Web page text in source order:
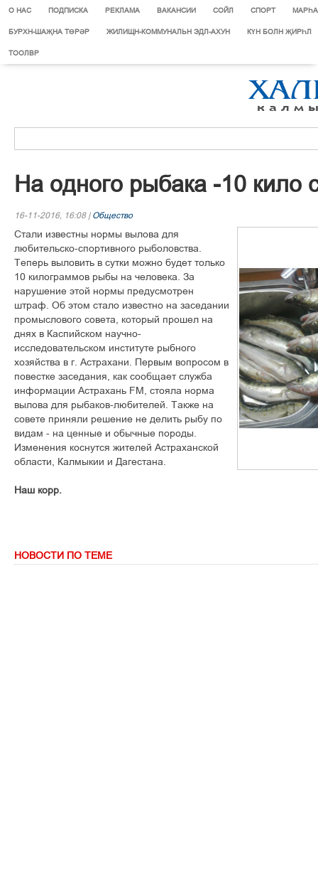
О НАС ПОДПИСКА РЕКЛАМА ВАКАНСИИ СОЙЛ СПОРТ
БУРХН-ШАҖНА ТӨРӘР ЖИЛИЩН-КОММУНАЛЬН ЭДЛ-АХУН КҮН БОЛН ҖИРҺЛ
ТООЛВР
На одного рыбака -10 кило
16-11-2016, 16:08 | Общество
Стали известны нормы вылова для
любительско-спортивного рыболовства.
Теперь выловить в сутки можно будет только
10 килограммов рыбы на человека. За
нарушение этой нормы предусмотрен
штраф. Об этом стало известно на заседании
промыслового совета, который прошел на
днях в Каспийском научно-
исследовательском институте рыбного
хозяйства в г. Астрахани. Первым вопросом в
повестке заседания, как сообщает служба
информации Астрахань FM, стояла норма
вылова для рыбаков-любителей. Также на
совете приняли решение не делить рыбу по
видам - на ценные и обычные породы.
Изменения коснутся жителей Астраханской
области, Калмыкии и Дагестана.
Наш корр.
НОВОСТИ ПО ТЕМЕ